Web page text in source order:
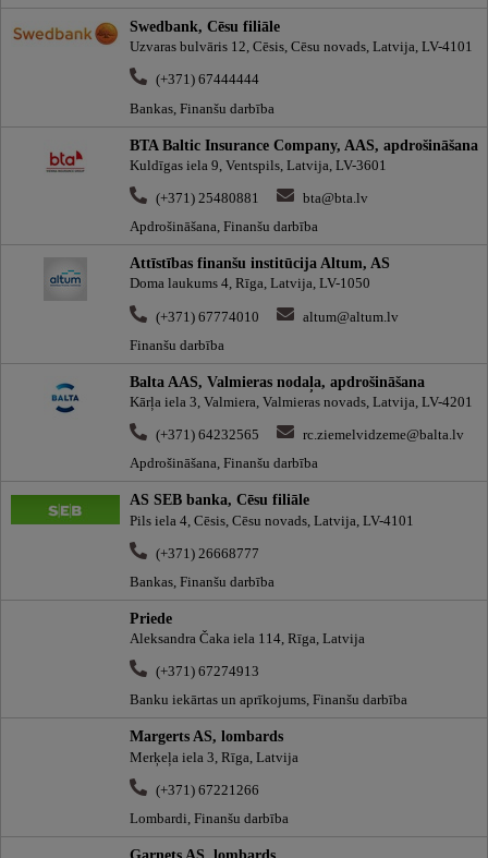
Swedbank, Cēsu filiāle
Uzvaras bulvāris 12, Cēsis, Cēsu novads, Latvija, LV-4101
(+371) 67444444
Bankas, Finanšu darbība
BTA Baltic Insurance Company, AAS, apdrošināšana
Kuldīgas iela 9, Ventspils, Latvija, LV-3601
(+371) 25480881
bta@bta.lv
Apdrošināšana, Finanšu darbība
Attīstības finanšu institūcija Altum, AS
Doma laukums 4, Rīga, Latvija, LV-1050
(+371) 67774010
altum@altum.lv
Finanšu darbība
Balta AAS, Valmieras nodaļa, apdrošināšana
Kārļa iela 3, Valmiera, Valmieras novads, Latvija, LV-4201
(+371) 64232565
rc.ziemelvidzeme@balta.lv
Apdrošināšana, Finanšu darbība
AS SEB banka, Cēsu filiāle
Pils iela 4, Cēsis, Cēsu novads, Latvija, LV-4101
(+371) 26668777
Bankas, Finanšu darbība
Priede
Aleksandra Čaka iela 114, Rīga, Latvija
(+371) 67274913
Banku iekārtas un aprīkojums, Finanšu darbība
Margerts AS, lombards
Merķeļa iela 3, Rīga, Latvija
(+371) 67221266
Lombardi, Finanšu darbība